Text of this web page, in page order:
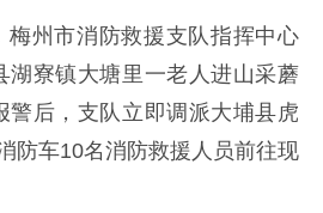
梅州市消防救援支队指挥中心
湖寮镇大塘里一老人进山采蘑
警后，支队立即调派大埔县虎
防车10名消防救援人员前往现